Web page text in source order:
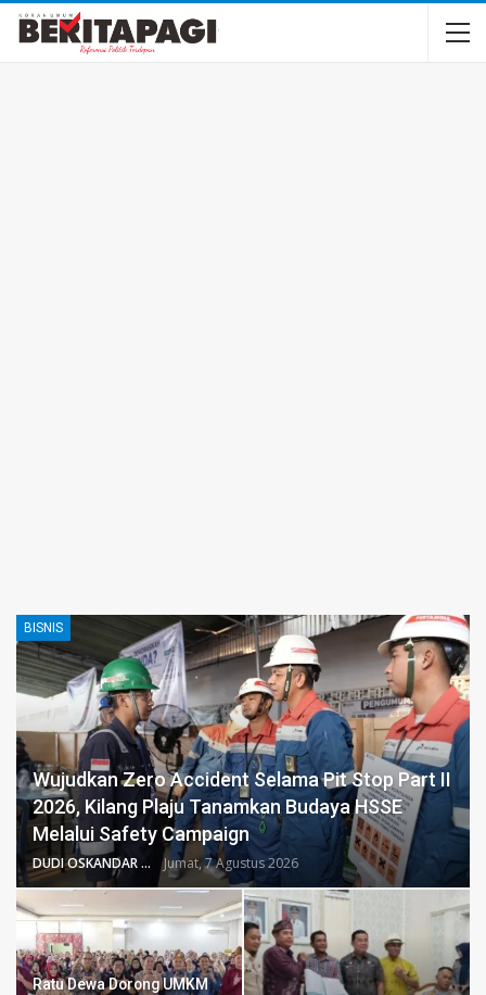
BISNIS
Wujudkan Zero Accident Selama Pit Stop Part II
2026, Kilang Plaju Tanamkan Budaya HSSE
Melalui Safety Campaign
DUDI OSKANDAR Jumat, 7 Agustus 2026
Ratu Dewa Dorong UMKM